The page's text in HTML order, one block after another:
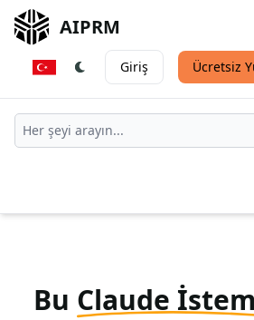
AIPRM
Giriş Ücretsiz
Bu Claude